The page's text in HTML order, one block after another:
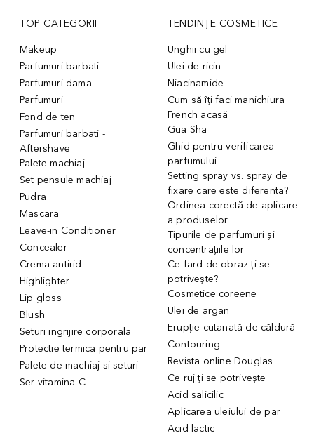
TOP CATEGORII
Makeup
Parfumuri barbati
Parfumuri dama
Parfumuri
Fond de ten
Parfumuri barbati -
Aftershave
Palete machiaj
Set pensule machiaj
Pudra
Mascara
Leave-in Conditioner
Concealer
Crema antirid
Highlighter
Lip gloss
Blush
Seturi ingrijire corporala
Protectie termica pentru par
Palete de machiaj si seturi
Ser vitamina C
TENDINȚE COSMETICE
Unghii cu gel
Ulei de ricin
Niacinamide
Cum să îți faci manichiura
French acasă
Gua Sha
Ghid pentru verificarea
parfumului
Setting spray vs. spray de
fixare care este diferenta?
Ordinea corectă de aplicare
a produselor
Tipurile de parfumuri și
concentrațiile lor
Ce fard de obraz ți se
potrivește?
Cosmetice coreene
Ulei de argan
Erupție cutanată de căldură
Contouring
Revista online Douglas
Ce ruj ți se potrivește
Acid salicilic
Aplicarea uleiului de par
Acid lactic